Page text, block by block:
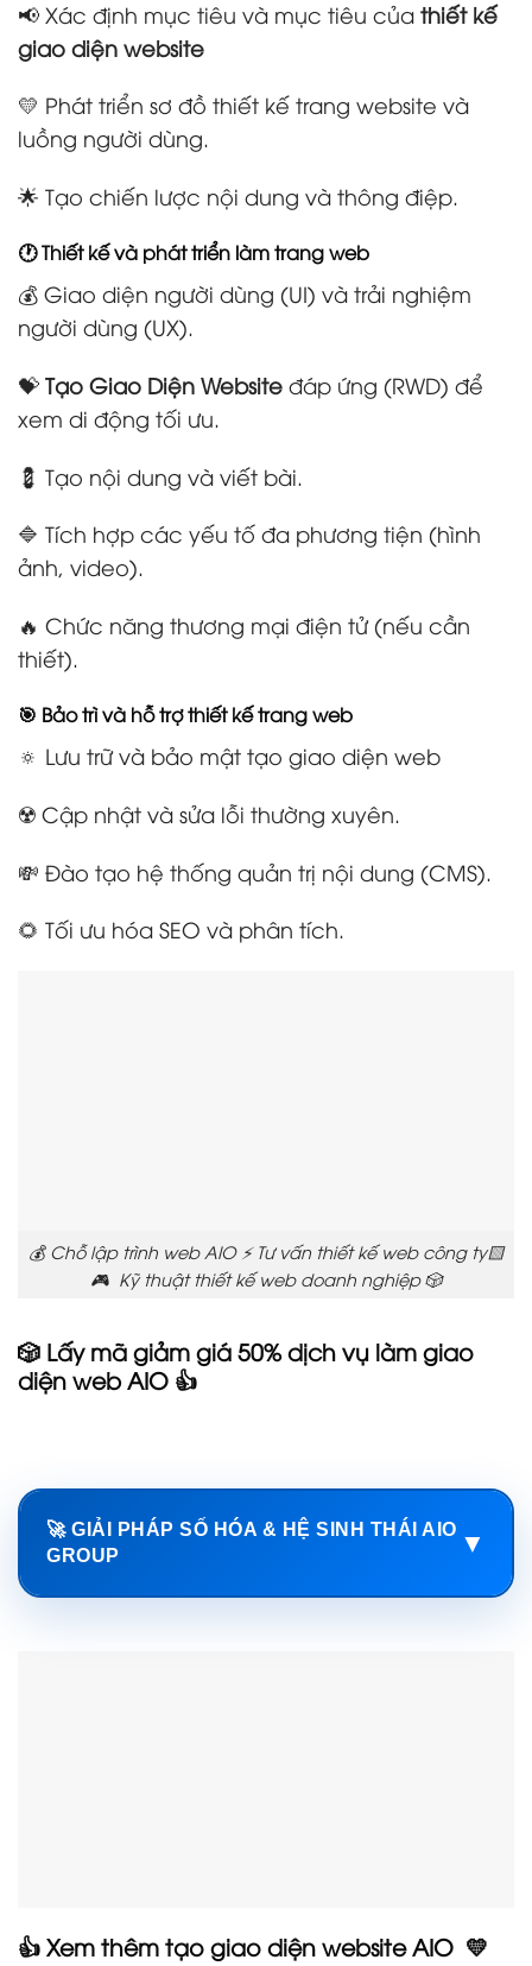
📢 Xác định mục tiêu và mục tiêu của thiết kế
giao diện website
💛 Phát triển sơ đồ thiết kế trang website và
luồng người dùng.
🌟 Tạo chiến lược nội dung và thông điệp.
🕐 Thiết kế và phát triển làm trang web
💰 Giao diện người dùng (UI) và trải nghiệm
người dùng (UX).
💝 Tạo Giao Diện Website đáp ứng (RWD) để
xem di động tối ưu.
💈 Tạo nội dung và viết bài.
🔷 Tích hợp các yếu tố đa phương tiện (hình
ảnh, video).
🔥 Chức năng thương mại điện tử (nếu cần
thiết).
🎯 Bảo trì và hỗ trợ thiết kế trang web
🔅 Lưu trữ và bảo mật tạo giao diện web
☢️ Cập nhật và sửa lỗi thường xuyên.
💸 Đào tạo hệ thống quản trị nội dung (CMS).
🌻 Tối ưu hóa SEO và phân tích.
💰 Chỗ lập trình web AIO ⚡ Tư vấn thiết kế web công ty🟨
🎮 Kỹ thuật thiết kế web doanh nghiệp 🎲
🎲 Lấy mã giảm giá 50% dịch vụ làm giao
diện web AIO 👍
🚀 GIẢI PHÁP SỐ HÓA & HỆ SINH THÁI AIO
GROUP
▼
👍 Xem thêm tạo giao diện website AIO 💛